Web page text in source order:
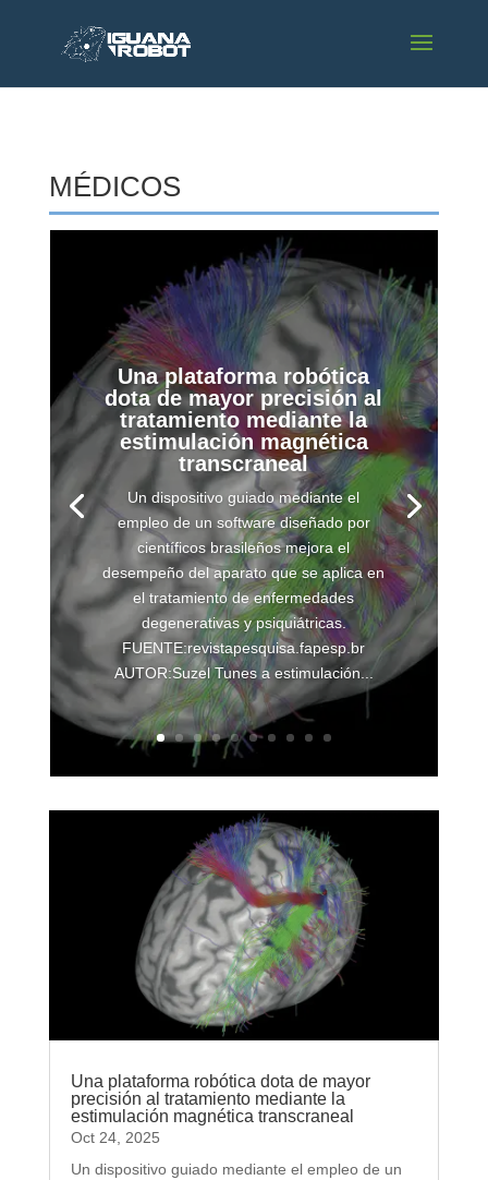
MÉDICOS
Una plataforma robótica
dota de mayor precisión al
tratamiento mediante la
estimulación magnética
transcraneal
Un dispositivo guiado mediante el
empleo de un software diseñado por
científicos brasileños mejora el
desempeño del aparato que se aplica en
el tratamiento de enfermedades
degenerativas y psiquiátricas.
FUENTE:revistapesquisa.fapesp.br
AUTOR:Suzel Tunes a estimulación...
Una plataforma robótica dota de mayor
precisión al tratamiento mediante la
estimulación magnética transcraneal
Oct 24, 2025
Un dispositivo guiado mediante el empleo de un